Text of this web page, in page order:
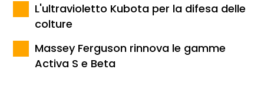
L'ultravioletto Kubota per la difesa delle
colture
Massey Ferguson rinnova le gamme
Activa S e Beta